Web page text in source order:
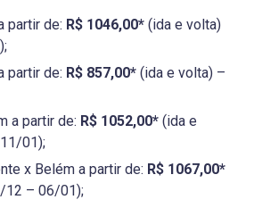
partir de: R$ 1046,00* (ida e volta)
partir de: R$ 857,00* (ida e volta) –
a partir de: R$ 1052,00* (ida e
01);
x Belém a partir de: R$ 1067,00*
12 – 06/01);